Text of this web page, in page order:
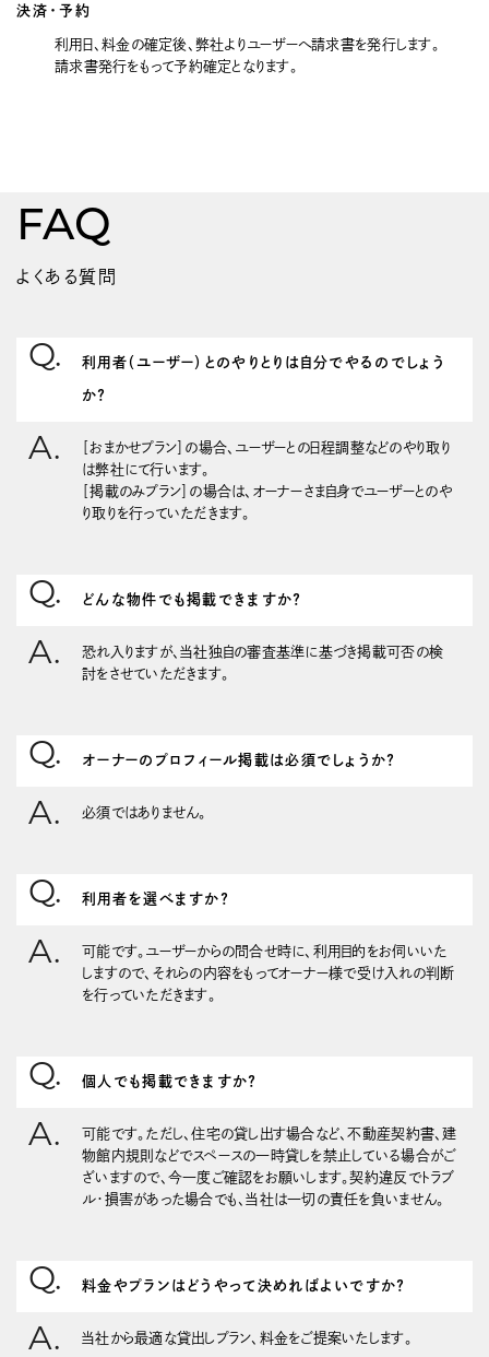
決済・予約
利用日、料金の確定後、弊社よりユーザーへ請求書を発行します。
請求書発行をもって予約確定となります。
FAQ
よくある質問
利用者（ユーザー）とのやりとりは自分でやるのでしょう
か？
［おまかせプラン］の場合、ユーザーとの日程調整などのやり取り
は弊社にて行います。
［掲載のみプラン］の場合は、オーナーさま自身でユーザーとのや
り取りを行っていただきます。
どんな物件でも掲載できますか？
恐れ入りますが、当社独自の審査基準に基づき掲載可否の検
討をさせていただきます。
オーナーのプロフィール掲載は必須でしょうか？
必須ではありません。
利用者を選べますか？
可能です。ユーザーからの問合せ時に、利用目的をお伺いいた
しますので、それらの内容をもってオーナー様で受け入れの判断
を行っていただきます。
個人でも掲載できますか？
可能です。ただし、住宅の貸し出す場合など、不動産契約書、建
物館内規則などでスペースの一時貸しを禁止している場合がご
ざいますので、今一度ご確認をお願いします。契約違反でトラブ
ル・損害があった場合でも、当社は一切の責任を負いません。
料金やプランはどうやって決めればよいですか？
当社から最適な貸出しプラン、料金をご提案いたします。